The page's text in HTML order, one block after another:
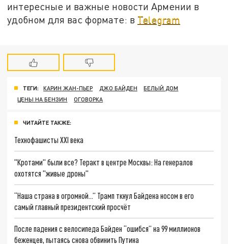
интересные и важные новости Армении в
удобном для вас формате: в Telegram
ТЕГИ: КАРИН ЖАН-ПЬЕР ДЖО БАЙДЕН
БЕЛЫЙ ДОМ
ЦЕНЫ НА БЕНЗИН
ОГОВОРКА
ЧИТАЙТЕ ТАКЖЕ:
Технофашисты XXI века
"Кротами" были все? Теракт в центре Москвы: На генералов
охотятся "живые дроны"
“Наша страна в огромной...” Трамп ткнул Байдена носом в его
самый главный президентский просчёт
После падения с велосипеда Байден “ошибся” на 99 миллионов
беженцев, пытаясь снова обвинить Путина